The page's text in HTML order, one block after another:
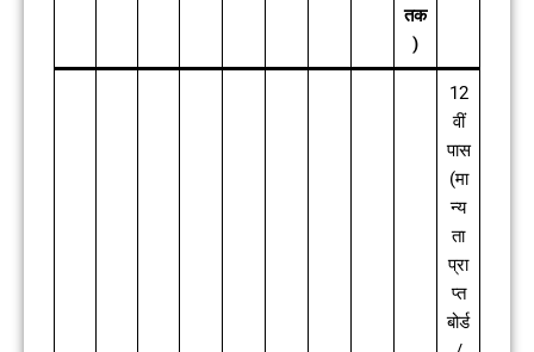
तक
)
12
वीं
पास
(मा
न्य
ता
प्रा
प्त
बोर्ड